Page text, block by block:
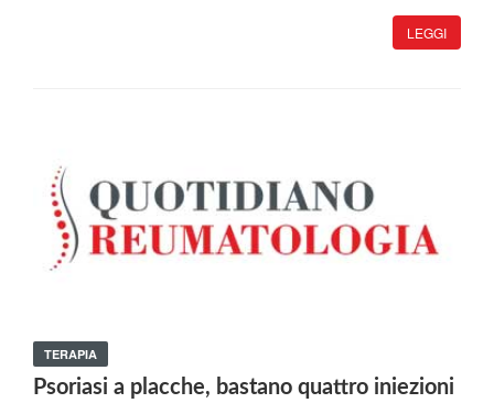
LEGGI
TERAPIA
Psoriasi a placche, bastano quattro iniezioni